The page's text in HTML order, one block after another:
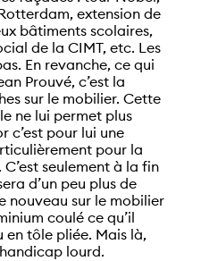
extension de
bâtiments scolaires,
de la CIMT, etc. Les
En revanche, ce qui
Prouvé, c’est la
sur le mobilier. Cette
ne lui permet plus
c’est pour lui une
pour la
seulement à la fin
d’un peu plus de
nouveau sur le mobilier
coulé ce qu’il
tôle pliée. Mais là,
handicap lourd.